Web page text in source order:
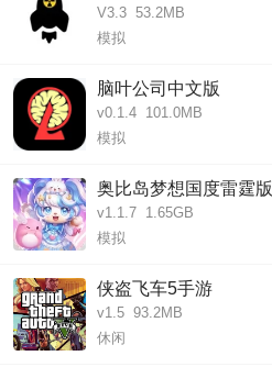
V3.3 53.2MB
模拟
脑叶公司中文版
v0.1.4 101.0MB
模拟
奥比岛梦想国度雷霆版
v1.1.7 1.65GB
模拟
侠盗飞车5手游
v1.5 93.2MB
休闲